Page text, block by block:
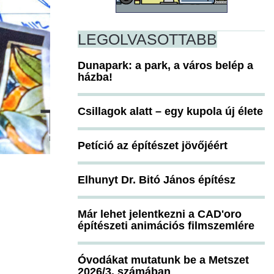
LEGOLVASOTTABB
Dunapark: a park, a város belép a
házba!
Csillagok alatt – egy kupola új élete
Petíció az építészet jövőjéért
Elhunyt Dr. Bitó János építész
Már lehet jelentkezni a CAD'oro
építészeti animációs filmszemlére
Óvodákat mutatunk be a Metszet
2026/3. számában